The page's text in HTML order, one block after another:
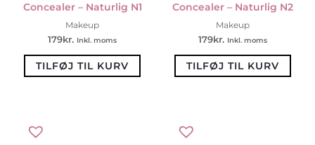
Concealer – Naturlig N1
Makeup
179kr. Inkl. moms
TILFØJ TIL KURV
Concealer – Naturlig N2
Makeup
179kr. Inkl. moms
TILFØJ TIL KURV